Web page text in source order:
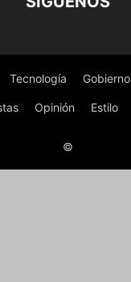
Tecnología Gobierno
Opinión Estilo
©